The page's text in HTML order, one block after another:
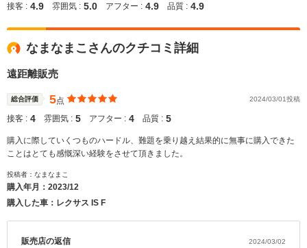
接客 : 4.9 雰囲気 : 5.0 アフター : 4.9 品質 : 4.9
なまなまこさんのクチコミ詳細
遠距離販売
総合評価 5点 2024/03/01投稿
接客 : 4 雰囲気 : 5 アフター : 4 品質 : 5
購入に際していくつものハードル、難題を乗り越え結果的に無事に購入できた
ことはとても感慨深い経験をさせて頂きました。
投稿者：なまなまこ
購入年月： 2023/12
購入した車：レクサス IS F
販売店の返信 2024/03/02